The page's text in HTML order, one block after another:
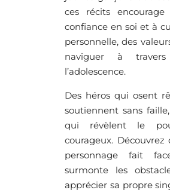
ces récits
confiance en soi et à
personnelle, des
naviguer à
l’adolescence.
Des héros qui osent
soutiennent sans
qui révèlent le
courageux.
personnage fait
surmonte les
apprécier sa propre